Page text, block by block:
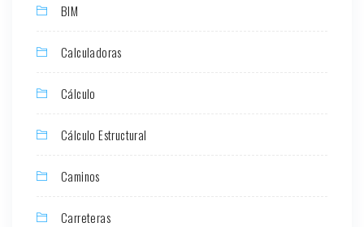
BIM
Calculadoras
Cálculo
Cálculo Estructural
Caminos
Carreteras